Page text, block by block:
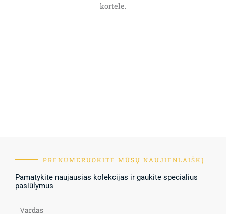
kortele.
PRENUMERUOKITE MŪSŲ NAUJIENLAIŠKĮ
Pamatykite naujausias kolekcijas ir gaukite specialius
pasiūlymus